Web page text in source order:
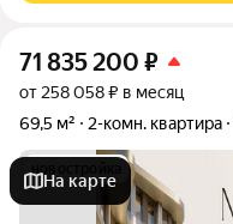
71 835 200 ₽
от 258 058 ₽ в месяц
69,5 м²
2-комн. квартира
новостройка
На карте